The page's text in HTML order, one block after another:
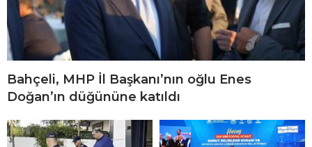
Bahçeli, MHP İl Başkanı’nın oğlu Enes
Doğan’ın düğününe katıldı